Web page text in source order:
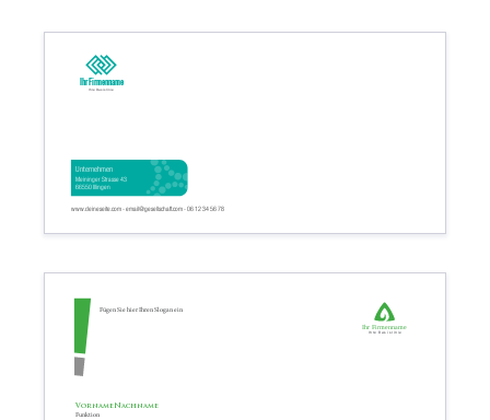
www.deineseite.com - email@gesellschaft.com - 06 12 34 56 78
Meininger Strasse 43
66550 Illingen
Unternehmen
Ihr Firmenname
Ihre Basislinie
Vorname Nachname
Funktion
Fügen Sie hier Ihren Slogan ein
Ihr Firmenname
Ihre Basislinie